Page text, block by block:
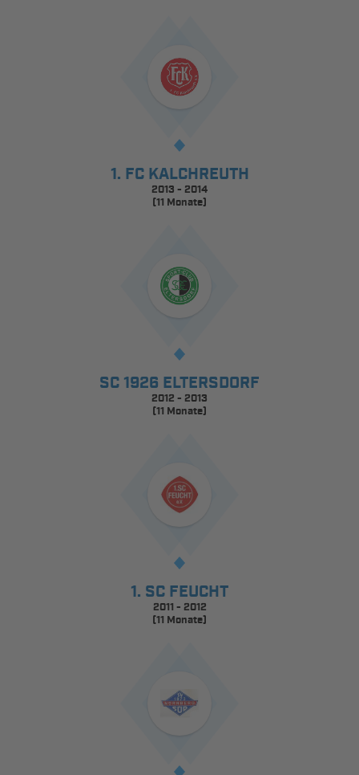
1. FC KALCHREUTH
2013 - 2014
(11 Monate)
SC 1926 ELTERSDORF
2012 - 2013
(11 Monate)
1. SC FEUCHT
2011 - 2012
(11 Monate)